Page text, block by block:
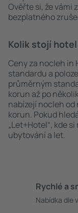
Ověřte si, že vámi
bezplatného
Kolik stojí
Ceny za nocleh in
standardu a
průměrným
korun až po
nabízejí nocleh
korun. Pokud
„Let+Hotel“, kde
ubytování a let.
Rychlé a
Nabídka dle